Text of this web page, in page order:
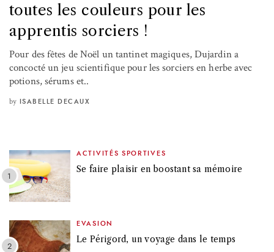
toutes les couleurs pour les
apprentis sorciers !
Pour des fêtes de Noël un tantinet magiques, Dujardin a
concocté un jeu scientifique pour les sorciers en herbe avec
potions, sérums et..
by ISABELLE DECAUX
ACTIVITÉS SPORTIVES
Se faire plaisir en boostant sa mémoire
EVASION
Le Périgord, un voyage dans le temps